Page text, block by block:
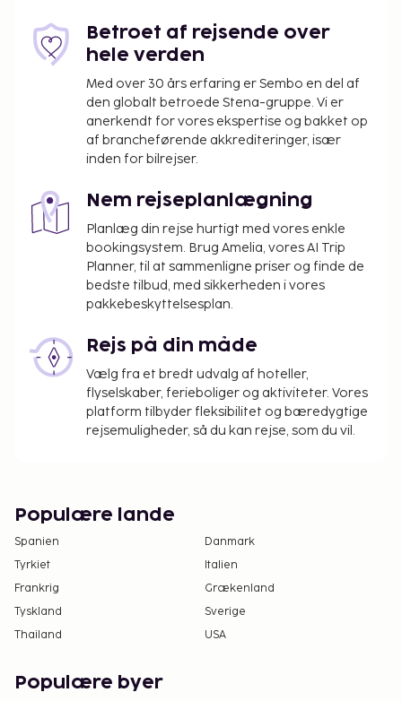
Betroet af rejsende over
hele verden
Med over 30 års erfaring er Sembo en del af
den globalt betroede Stena-gruppe. Vi er
anerkendt for vores ekspertise og bakket op
af brancheførende akkrediteringer, især
inden for bilrejser.
Nem rejseplanlægning
Planlæg din rejse hurtigt med vores enkle
bookingsystem. Brug Amelia, vores AI Trip
Planner, til at sammenligne priser og finde de
bedste tilbud, med sikkerheden i vores
pakkebeskyttelsesplan.
Rejs på din måde
Vælg fra et bredt udvalg af hoteller,
flyselskaber, ferieboliger og aktiviteter. Vores
platform tilbyder fleksibilitet og bæredygtige
rejsemuligheder, så du kan rejse, som du vil.
Populære lande
Spanien
Danmark
Tyrkiet
Italien
Frankrig
Grækenland
Tyskland
Sverige
Thailand
USA
Populære byer